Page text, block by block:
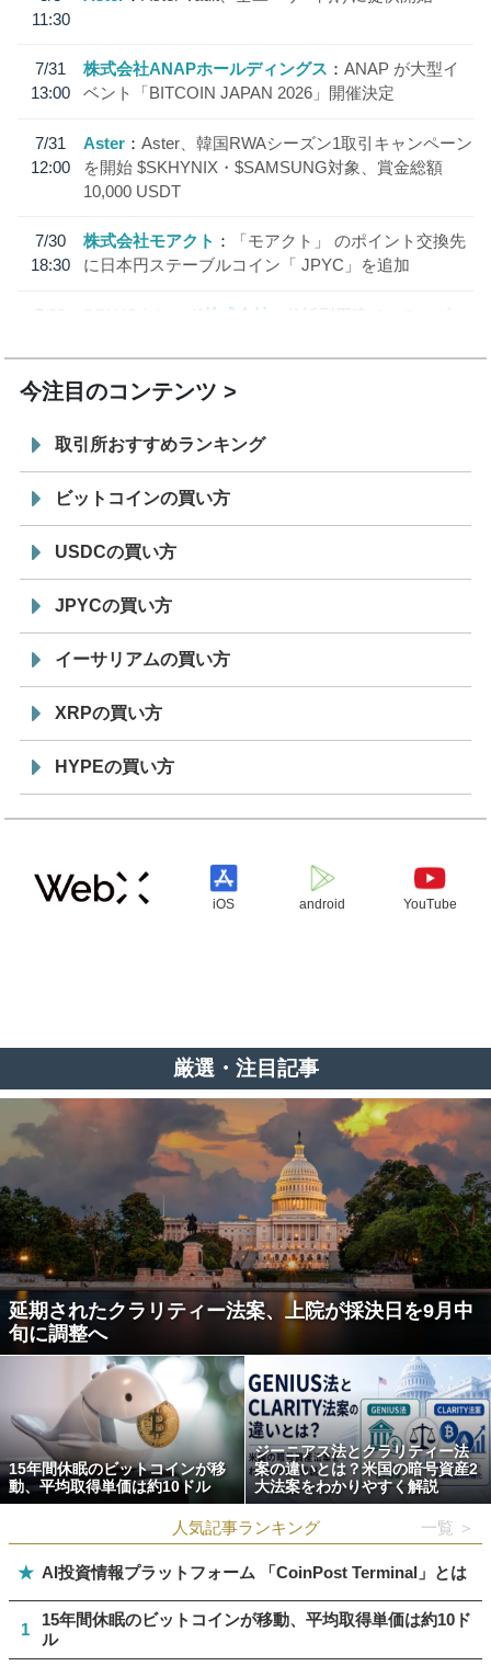
11:30
7/31
13:00
株式会社ANAPホールディングス
ANAP が大型イ
ベント「BITCOIN JAPAN 2026」開催決定
7/31
12:00
Aster
Aster、韓国RWAシーズン1取引キャンペーン
を開始 $SKHYNIX・$SAMSUNG対象、賞金総額
10,000 USDT
7/30
18:30
株式会社モアクト
「モアクト」 のポイント交換先
に日本円ステーブルコイン「 JPYC」を追加
7/29
SBI VCトレード株式会社
信託型円建てステーブル
今注目のコンテンツ
取引所おすすめランキング
ビットコインの買い方
USDCの買い方
JPYCの買い方
イーサリアムの買い方
XRPの買い方
HYPEの買い方
iOS android YouTube
厳選・注目記事
延期されたクラリティー法案、上院が採決日を9月中
旬に調整へ
15年間休眠のビットコインが移
動、平均取得単価は約10ドル
ジーニアス法とクラリティー法
案の違いとは？米国の暗号資産2
大法案をわかりやすく解説
人気記事ランキング 一覧 ＞
★ AI投資情報プラットフォーム 「CoinPost Terminal」とは
1
15年間休眠のビットコインが移動、平均取得単価は約10ド
ル